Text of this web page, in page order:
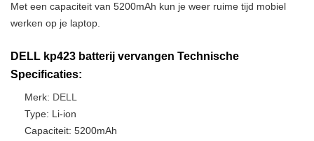
Met een capaciteit van 5200mAh kun je weer ruime tijd mobiel
werken op je laptop.
DELL kp423 batterij vervangen Technische
Specificaties:
Merk: DELL
Type: Li-ion
Capaciteit: 5200mAh